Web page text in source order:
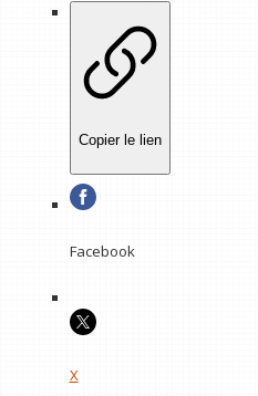
Copier le lien
Facebook
X